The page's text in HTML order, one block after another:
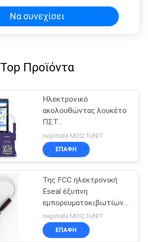
συσκευή
Να συνεχίσει
Top Προϊόντα
Ηλεκτρονικό
ακολουθώντας λουκέτο
ΠΣΤ
εμπορευματοκιβωτίων
2G με την μπαταρία
1500mAh
negotiate MOQ:1UNIT
ΕΠΑΦΉ
Της FCC ηλεκτρονική
Eseal έξυπνη
εμπορευματοκιβωτίων
κλειδαριών 1500mAh
κλειδαριά σφραγίδων
ΠΣΤ ηλεκτρονική
negotiate MOQ:1UNIT
ΕΠΑΦΉ